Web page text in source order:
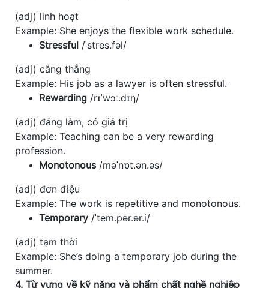
(adj) linh hoạt
Example: She enjoys the flexible work schedule.
Stressful /ˈstres.fəl/
(adj) căng thẳng
Example: His job as a lawyer is often stressful.
Rewarding /rɪˈwɔː.dɪŋ/
(adj) đáng làm, có giá trị
Example: Teaching can be a very rewarding
profession.
Monotonous /məˈnɒt.ən.əs/
(adj) đơn điệu
Example: The work is repetitive and monotonous.
Temporary /ˈtem.pər.ər.i/
(adj) tạm thời
Example: She’s doing a temporary job during the
summer.
4. Từ vựng về kỹ năng và phẩm chất nghề nghiệp